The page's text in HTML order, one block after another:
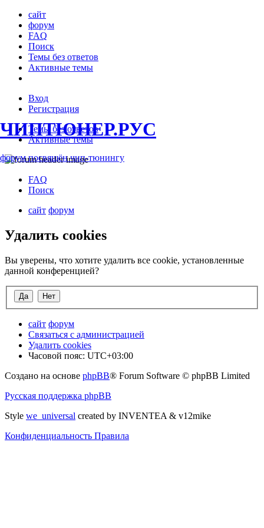
сайт
форум
FAQ
Поиск
Темы без ответов
Активные темы
Вход
Регистрация
Темы без ответов
Активные темы
ЧИПТЮНЕР.РУС
форум посвящён чип-тюнингу
FAQ
Поиск
сайт форум
Удалить cookies
Вы уверены, что хотите удалить все cookie, установленные
данной конференцией?
сайт форум
Связаться с администрацией
Удалить cookies
Часовой пояс: UTC+03:00
Создано на основе phpBB® Forum Software © phpBB Limited
Русская поддержка phpBB
Style we_universal created by INVENTEA & v12mike
Конфиденциальность Правила